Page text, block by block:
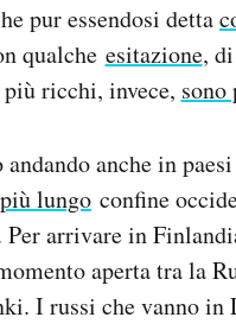
pur essendosi detta
qualche esitazione,
ricchi, invece,
anche in
lungo confine
arrivare in
aperta tra la
I russi che vanno